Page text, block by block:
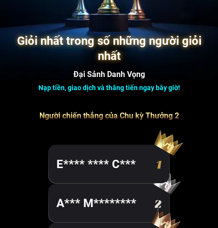
Giỏi nhất trong số những người giỏi
nhất
Người chiến thắng của Chu kỳ Thưởng 2
A*** M********
E**** **** C***
Đại Sảnh Danh Vọng
Nạp tiền, giao dịch và thăng tiến ngay bây giờ!